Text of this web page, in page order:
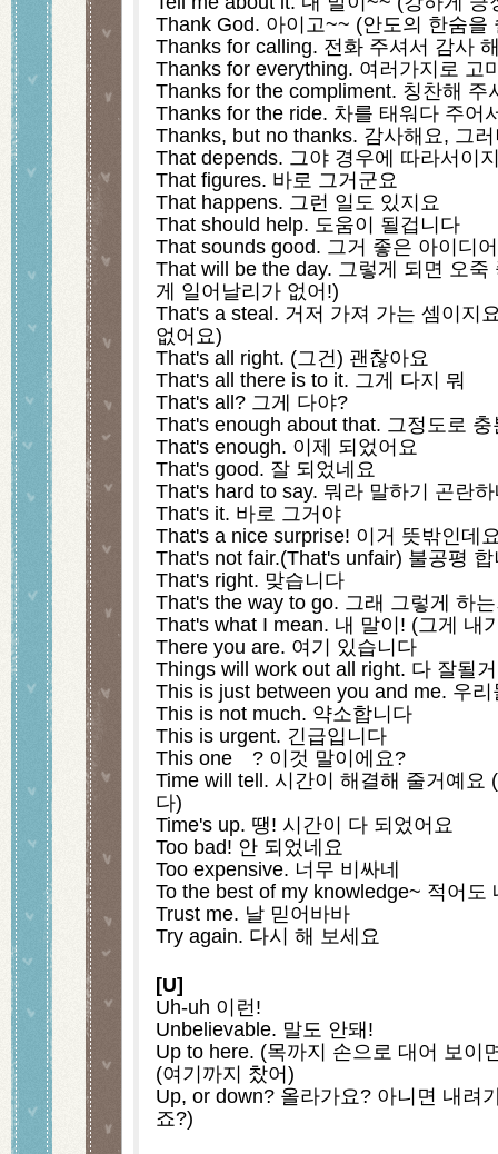
Thank God. 아이고~~ (안도의 한숨을
Thanks for calling. 전화 주셔서 감사
Thanks for everything. 여러가지로 고
Thanks for the compliment. 칭찬해 주
Thanks for the ride. 차를 태워다 주어
Thanks, but no thanks. 감사해요, 그
That depends. 그야 경우에 따라서이
That figures. 바로 그거군요
That happens. 그런 일도 있지요
That should help. 도움이 될겁니다
That sounds good. 그거 좋은 아이디
That will be the day. 그렇게 되면 오
게 일어날리가 없어!)
That's a steal. 거저 가져 가는 셈이지
없어요)
That's all right. (그건) 괜찮아요
That's all there is to it. 그게 다지 뭐
That's all? 그게 다야?
That's enough about that. 그정도로 충
That's enough. 이제 되었어요
That's good. 잘 되었네요
That's hard to say. 뭐라 말하기 곤란
That's it. 바로 그거야
That's a nice surprise! 이거 뜻밖인데
That's not fair.(That's unfair) 불공평
That's right. 맞습니다
That's the way to go. 그래 그렇게 하
That's what I mean. 내 말이! (그게 내
There you are. 여기 있습니다
Things will work out all right. 다 잘될
This is just between you and me. 우
This is not much. 약소합니다
This is urgent. 긴급입니다
This one　? 이것 말이에요?
Time will tell. 시간이 해결해 줄거예요
다)
Time's up. 땡! 시간이 다 되었어요
Too bad! 안 되었네요
Too expensive. 너무 비싸네
To the best of my knowledge~ 적어도
Trust me. 날 믿어바바
Try again. 다시 해 보세요
[U]
Uh-uh 이런!
Unbelievable. 말도 안돼!
Up to here. (목까지 손으로 대어 보이
(여기까지 찼어)
Up, or down? 올라가요? 아니면 내려
죠?)